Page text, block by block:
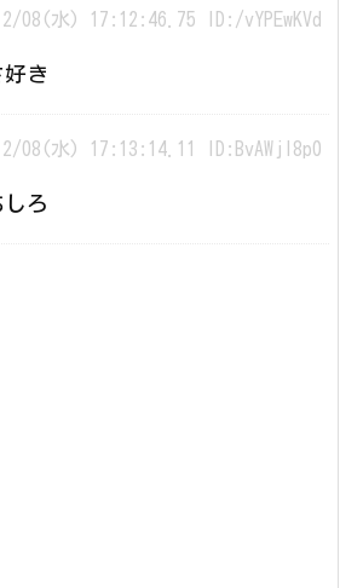
08(水) 17:12:46.75 ID:/vYPEwKVd
き
08(水) 17:13:14.11 ID:BvAWjl8p0
ろ